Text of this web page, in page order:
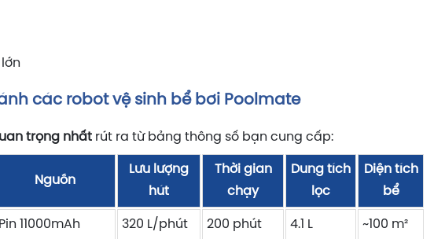
các robot vệ sinh bể bơi Poolmate
trọng nhất rút ra từ bảng thông số bạn cung cấp:
Nguồn
Lưu lượng
hút
Thời gian
chạy
Dung tích
lọc
Diện tích
bể
Pin 11000mAh 320 L/phút 200 phút 4.1 L ~100 m²